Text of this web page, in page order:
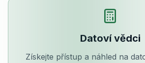
Datoví vědci
Získejte přístup a náhled na